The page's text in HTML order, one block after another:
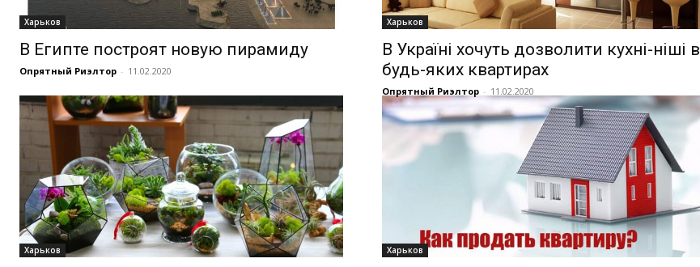
Харьков
В Египте построят новую пирамиду
Опрятный Риэлтор - 11.02.2020
Харьков
В Україні хочуть дозволити кухні-ніші в
будь-яких квартирах
Опрятный Риэлтор - 11.02.2020
Харьков Харьков